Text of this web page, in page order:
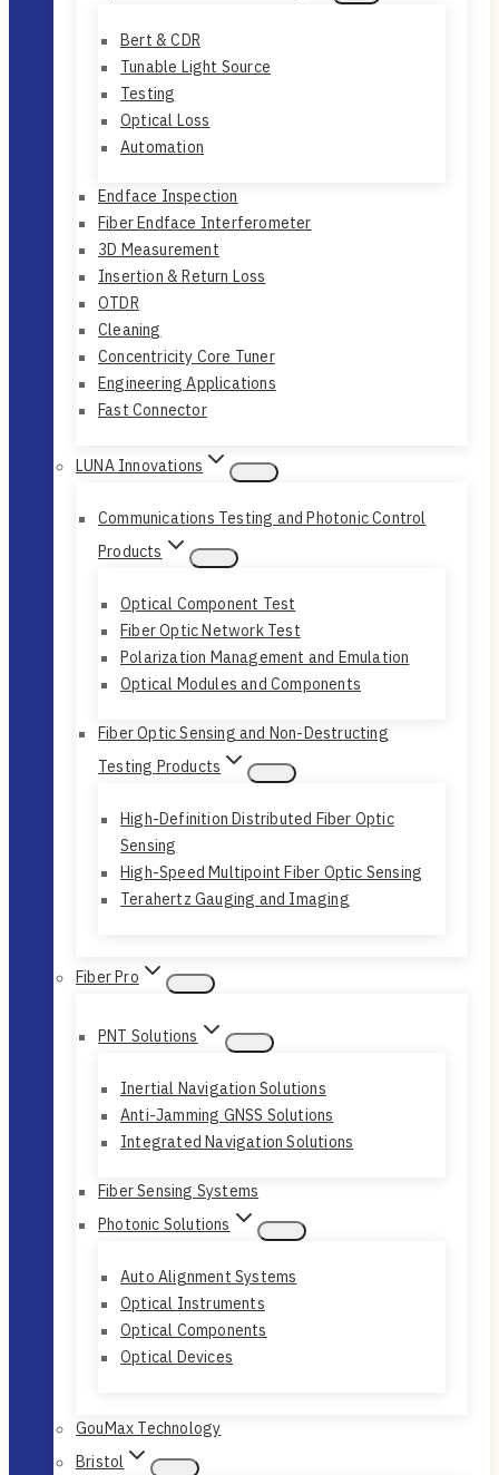
Bert & CDR
Tunable Light Source
Testing
Optical Loss
Automation
Endface Inspection
Fiber Endface Interferometer
3D Measurement
Insertion & Return Loss
OTDR
Cleaning
Concentricity Core Tuner
Engineering Applications
Fast Connector
LUNA Innovations
Communications Testing and Photonic Control
Products
Optical Component Test
Fiber Optic Network Test
Polarization Management and Emulation
Optical Modules and Components
Fiber Optic Sensing and Non-Destructing
Testing Products
High-Definition Distributed Fiber Optic
Sensing
High-Speed Multipoint Fiber Optic Sensing
Terahertz Gauging and Imaging
Fiber Pro
PNT Solutions
Inertial Navigation Solutions
Anti-Jamming GNSS Solutions
Integrated Navigation Solutions
Fiber Sensing Systems
Photonic Solutions
Auto Alignment Systems
Optical Instruments
Optical Components
Optical Devices
GouMax Technology
Bristol